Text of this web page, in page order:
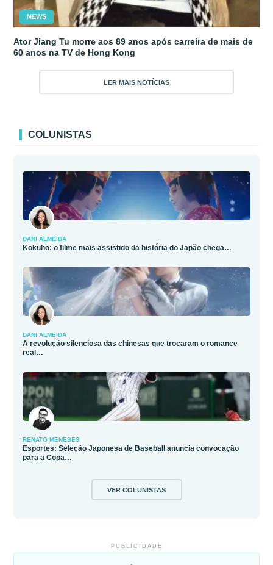
NEWS
Ator Jiang Tu morre aos 89 anos após carreira de mais de
60 anos na TV de Hong Kong
LER MAIS NOTÍCIAS
COLUNISTAS
DANI ALMEIDA
Kokuho: o filme mais assistido da história do Japão chega…
DANI ALMEIDA
A revolução silenciosa das chinesas que trocaram o romance
real…
RENATO MENESES
Esportes: Seleção Japonesa de Baseball anuncia convocação
para a Copa…
VER COLUNISTAS
PUBLICIDADE